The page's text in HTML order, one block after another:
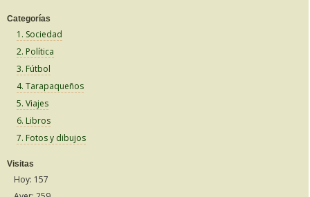
Categorías
1. Sociedad
2. Política
3. Fútbol
4. Tarapaqueños
5. Viajes
6. Libros
7. Fotos y dibujos
Visitas
Hoy: 157